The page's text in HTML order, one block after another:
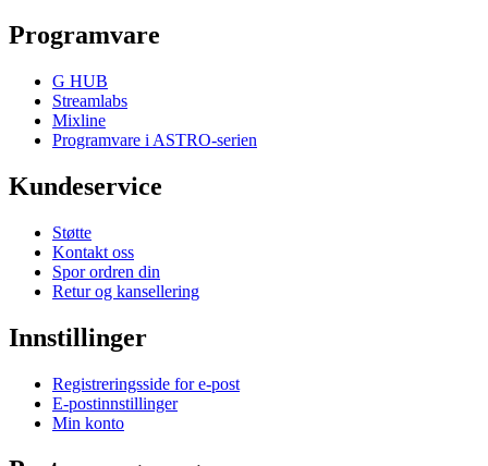
Programvare
G HUB
Streamlabs
Mixline
Programvare i ASTRO-serien
Kundeservice
Støtte
Kontakt oss
Spor ordren din
Retur og kansellering
Innstillinger
Registreringsside for e-post
E-postinnstillinger
Min konto